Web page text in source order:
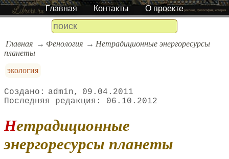
Главная Контакты О проекте
Главная Фенология
Нетрадиционные энергоресурсы
планеты
экология
admin
09.04.2011
06.10.2012
Нетрадиционные
энергоресурсы планеты